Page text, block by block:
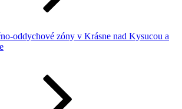
oddychové zóny v Krásne nad Kysucou a